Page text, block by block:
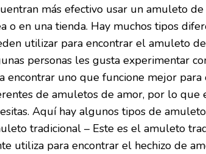
más efectivo usar un amuleto
o en una tienda. Hay muchos tipos
utilizar para encontrar el amuleto
personas les gusta experimentar
encontrar uno que funcione mejor
de amuletos de amor, por lo
Aquí hay algunos tipos de
tradicional – Este es el amuleto
utiliza para encontrar el hechizo de